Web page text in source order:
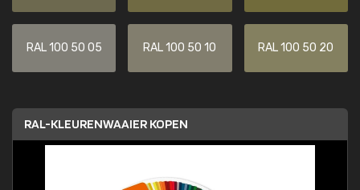
RAL 100 50 05 RAL 100 50 10 RAL 100 50 20
RAL-KLEURENWAAIER KOPEN